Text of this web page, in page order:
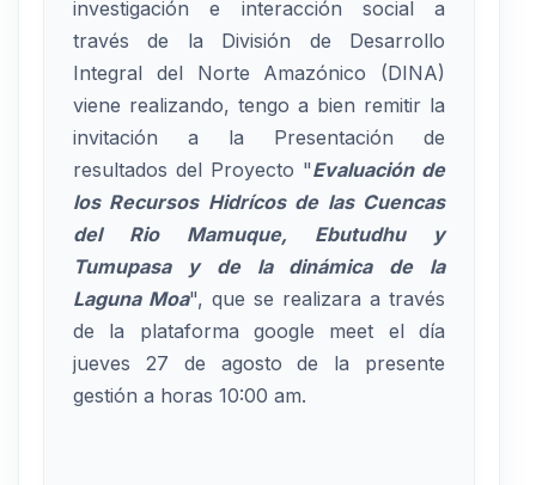
investigación e interacción social a
través de la División de Desarrollo
Integral del Norte Amazónico (DINA)
viene realizando, tengo a bien remitir la
invitación a la Presentación de
resultados del Proyecto "Evaluación de
los Recursos Hidrícos de las Cuencas
del Rio Mamuque, Ebutudhu y
Tumupasa y de la dinámica de la
Laguna Moa", que se realizara a través
de la plataforma google meet el día
jueves 27 de agosto de la presente
gestión a horas 10:00 am.